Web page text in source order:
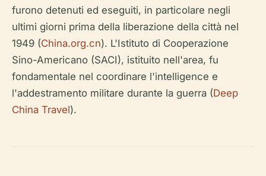
furono detenuti ed eseguiti, in particolare negli
ultimi giorni prima della liberazione della città nel
1949 (China.org.cn). L'Istituto di Cooperazione
Sino-Americano (SACI), istituito nell'area, fu
fondamentale nel coordinare l'intelligence e
l'addestramento militare durante la guerra (Deep
China Travel).